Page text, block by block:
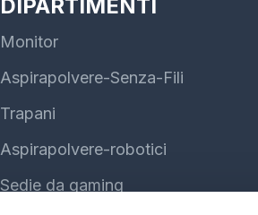
DIPARTIMENTI
Monitor
Aspirapolvere-Senza-Fili
Trapani
Aspirapolvere-robotici
Sedie da gaming